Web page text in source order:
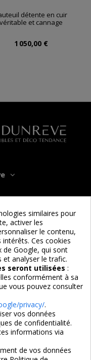
détente en cuir
véritable et cannage
1 050,00 €
similaires pour
activer les
le contenu,
Ces cookies
de Google, qui sont
et analyser le trafic.
seront utilisées :
conformément à sa
vous pouvez consulter
privacy/.
vos données
de confidentialité.
informations via
de vos données